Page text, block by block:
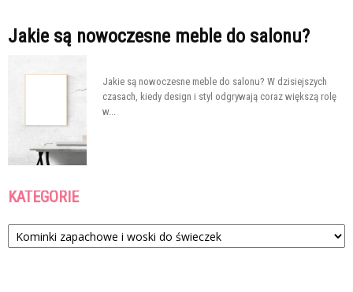
Jakie są nowoczesne meble do salonu?
Jakie są nowoczesne meble do salonu? W dzisiejszych
czasach, kiedy design i styl odgrywają coraz większą rolę
w...
KATEGORIE
Kategorie